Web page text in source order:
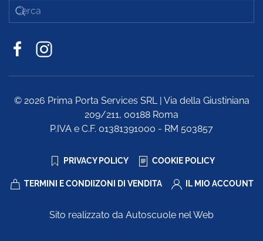
© 2026 Prima Porta Services SRL | Via della Giustiniana
209/211, 00188 Roma
P.IVA e C.F. 01381391000 - RM 503857
PRIVACY POLICY COOKIE POLICY
TERMINI E CONDIIZONI DI VENDITA IL MIO ACCOUNT
Sito realizzato da Autoscuole nel Web